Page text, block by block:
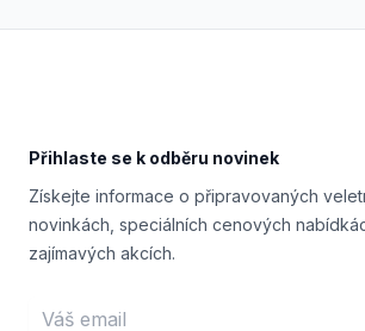
Přihlaste se k odběru novinek
Získejte informace o připravovaných
novinkách, speciálních cenových
zajímavých akcích.
Email address